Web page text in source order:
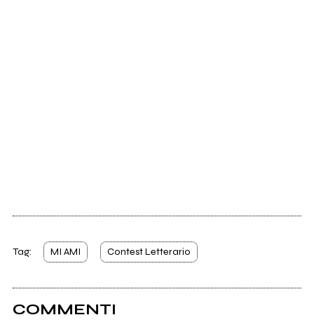
Tag: MI AMI Contest Letterario
COMMENTI